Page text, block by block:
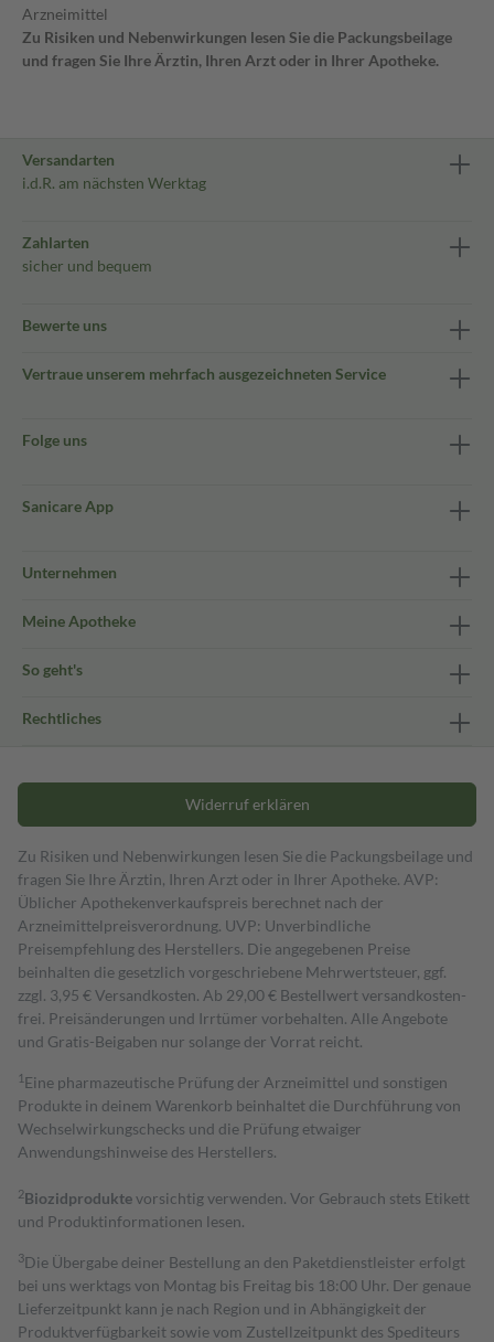
Arzneimittel
Zu Risiken und Nebenwirkungen lesen Sie die Packungsbeilage
und fragen Sie Ihre Ärztin, Ihren Arzt oder in Ihrer Apotheke.
Versandarten
i.d.R. am nächsten Werktag
Zahlarten
sicher und bequem
Bewerte uns
Vertraue unserem mehrfach ausgezeichneten Service
Folge uns
Sanicare App
Unternehmen
Meine Apotheke
So geht's
Rechtliches
Widerruf erklären
Zu Risiken und Nebenwirkungen lesen Sie die Packungsbeilage und
fragen Sie Ihre Ärztin, Ihren Arzt oder in Ihrer Apotheke. AVP:
Üblicher Apothekenverkaufspreis berechnet nach der
Arzneimittelpreisverordnung. UVP: Unverbindliche
Preisempfehlung des Herstellers. Die angegebenen Preise
beinhalten die gesetzlich vorgeschriebene Mehrwertsteuer, ggf.
zzgl. 3,95 € Versandkosten. Ab 29,00 € Bestell­wert versand­kosten­
frei. Preisänderungen und Irrtümer vorbehalten. Alle Angebote
und Gratis-Beigaben nur solange der Vorrat reicht.
1 Eine pharmazeutische Prüfung der Arzneimittel und sonstigen
Produkte in deinem Warenkorb beinhaltet die Durchführung von
Wechselwirkungschecks und die Prüfung etwaiger
Anwendungshinweise des Herstellers.
2Biozidproduktevorsichtig verwenden. Vor Gebrauch stets Etikett
und Produktinformationen lesen.
3Die Übergabe deiner Bestellung an den Paketdienstleister erfolgt
bei uns werktags von Montag bis Freitag bis 18:00 Uhr. Der genaue
Lieferzeitpunkt kann je nach Region und in Abhängigkeit der
Produktverfügbarkeit sowie vom Zustellzeitpunkt des Spediteurs